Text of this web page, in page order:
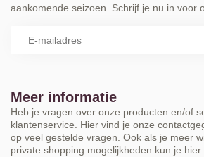
Meer informatie
Heb je vragen over onze producten en/of
klantenservice. Hier vind je onze
op veel gestelde vragen. Ook als je meer
private shopping mogelijkheden kun je hier
aankomende seizoen. Schrijf je nu in voor